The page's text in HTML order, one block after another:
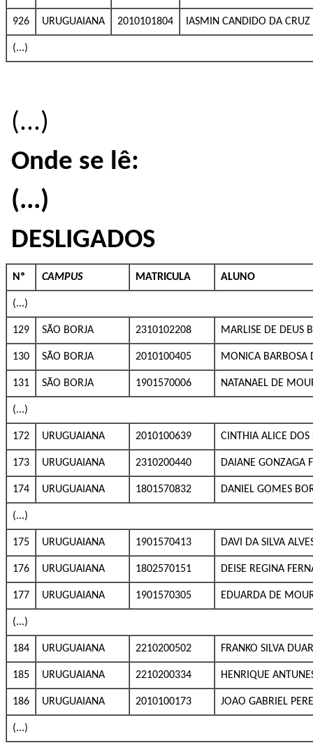
926 URUGUAIANA 2010101804 IASMIN CANDIDO DA CRUZ
(...)
(...)
Onde se lê:
(...)
DESLIGADOS
Nº CAMPUS MATRICULA ALUNO
(...)
129 SÃO BORJA 2310102208 MARLISE DE DEUS
130 SÃO BORJA 2010100405 MONICA BARBOSA
131 SÃO BORJA 1901570006 NATANAEL DE
(...)
172 URUGUAIANA 2010100639 CINTHIA ALICE DOS
173 URUGUAIANA 2310200440 DAIANE GONZAGA
174 URUGUAIANA 1801570832 DANIEL GOMES
(...)
175 URUGUAIANA 1901570413 DAVI DA SILVA
176 URUGUAIANA 1802570151 DEISE REGINA
177 URUGUAIANA 1901570305 EDUARDA DE
(...)
184 URUGUAIANA 2210200502 FRANKO SILVA
185 URUGUAIANA 2210200334 HENRIQUE
186 URUGUAIANA 2010100173 JOAO GABRIEL
(...)